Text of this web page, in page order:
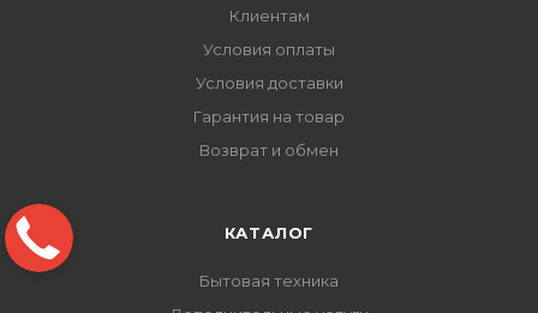
Клиентам
Условия оплаты
Условия доставки
Гарантия на товар
Возврат и обмен
КАТАЛОГ
Бытовая техника